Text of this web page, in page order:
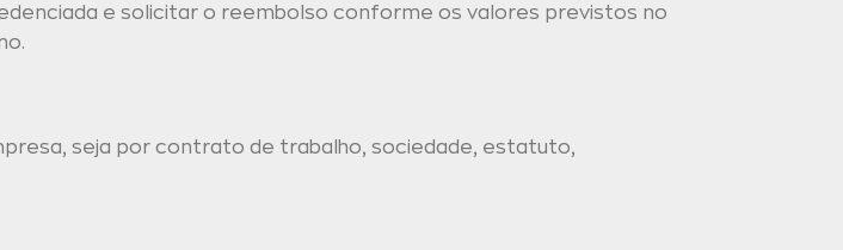
e solicitar o reembolso conforme os valores previstos no
seja por contrato de trabalho, sociedade, estatuto,